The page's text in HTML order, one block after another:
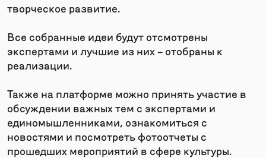
творческое развитие.
Все собранные идеи будут отсмотрены
экспертами и лучшие из них – отобраны к
реализации.
Также на платформе можно принять участие в
обсуждении важных тем с экспертами и
единомышленниками, ознакомиться с
новостями и посмотреть фотоотчеты с
прошедших мероприятий в сфере культуры.